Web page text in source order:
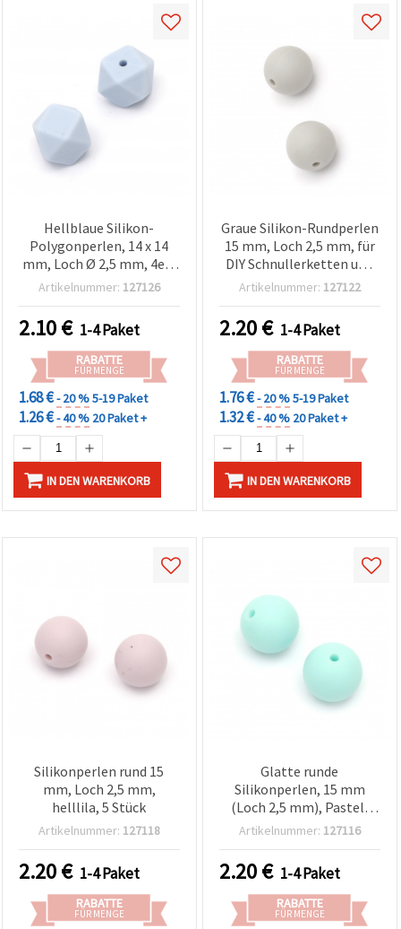
Hellblaue Silikon-
Polygonperlen, 14 x 14
mm, Loch Ø 2,5 mm, 4er-
Set
Artikelnummer: 127126
2.10€ 1-4 Paket
RABATTE
FÜR MENGE
1.68 €- 20 %5-19 Paket
1.26 €- 40 % 20 Paket +
IN DEN WARENKORB
Graue Silikon-Rundperlen
15 mm, Loch 2,5 mm, für
DIY Schnullerketten und
Bastelzubehör - 5 Stück
Artikelnummer: 127122
2.20€ 1-4 Paket
RABATTE
FÜR MENGE
1.76 €- 20 %5-19 Paket
1.32 €- 40 % 20 Paket +
IN DEN WARENKORB
Silikonperlen rund 15
mm, Loch 2,5 mm,
helllila, 5 Stück
Artikelnummer: 127118
2.20€ 1-4 Paket
RABATTE
FÜR MENGE
Glatte runde
Silikonperlen, 15 mm
(Loch 2,5 mm), Pastell
Helltürkis – 5er-Pack für
Armbänder und Ketten
Artikelnummer: 127116
2.20€ 1-4 Paket
RABATTE
FÜR MENGE